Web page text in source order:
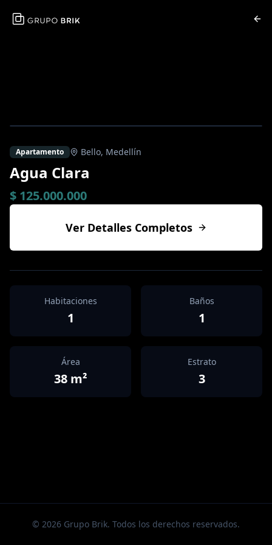
Apartamento Bello, Medellín
Agua Clara
$ 125.000.000
Ver Detalles Completos
Habitaciones
1
Baños
1
Área
38m²
Estrato
3
© 2026 Grupo Brik. Todos los derechos reservados.